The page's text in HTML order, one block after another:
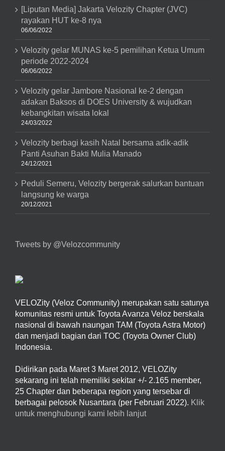
[Liputan Media] Jakarta Velozity Chapter (JVC)
rayakan HUT ke-8 nya
06/06/2022
Velozity gelar MUNAS ke-5 pemilihan Ketua Umum
periode 2022-2024
06/06/2022
Velozity gelar Jambore Nasional ke-2 dengan
adakan Baksos di DOES University & wujudkan
kebangkitan wisata lokal
24/03/2022
Velozity berbagi kasih Natal bersama adik-adik
Panti Asuhan Bakti Mulia Manado
24/12/2021
Peduli Semeru, Velozity bergerak salurkan bantuan
langsung ke warga
20/12/2021
Tweets by @Velozcommunity
VELOZity (Veloz Community) merupakan satu satunya
komunitas resmi untuk Toyota Avanza Veloz berskala
nasional di bawah naungan TAM (Toyota Astra Motor)
dan menjadi bagian dari TOC (Toyota Owner Club)
Indonesia.
Didirikan pada Maret 3 Maret 2012, VELOZity
sekarang ini telah memiliki sekitar +/- 2.165 member,
25 Chapter dan beberapa region yang tersebar di
berbagai pelosok Nusantara (per Februari 2022). Klik
untuk menghubungi kami lebih lanjut